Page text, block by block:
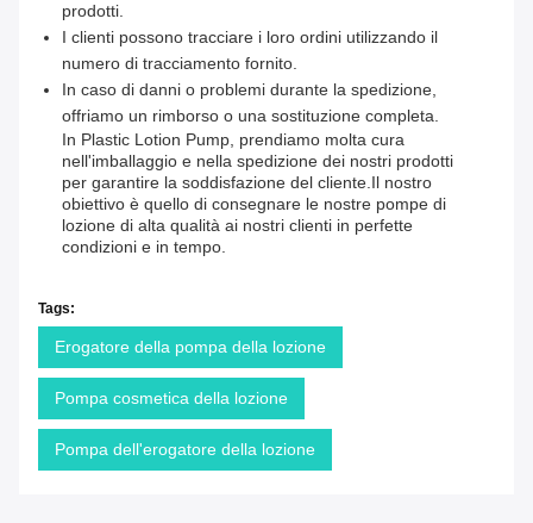
prodotti.
I clienti possono tracciare i loro ordini utilizzando il
numero di tracciamento fornito.
In caso di danni o problemi durante la spedizione,
offriamo un rimborso o una sostituzione completa.
In Plastic Lotion Pump, prendiamo molta cura
nell'imballaggio e nella spedizione dei nostri prodotti
per garantire la soddisfazione del cliente.Il nostro
obiettivo è quello di consegnare le nostre pompe di
lozione di alta qualità ai nostri clienti in perfette
condizioni e in tempo.
Tags:
Erogatore della pompa della lozione
Pompa cosmetica della lozione
Pompa dell'erogatore della lozione